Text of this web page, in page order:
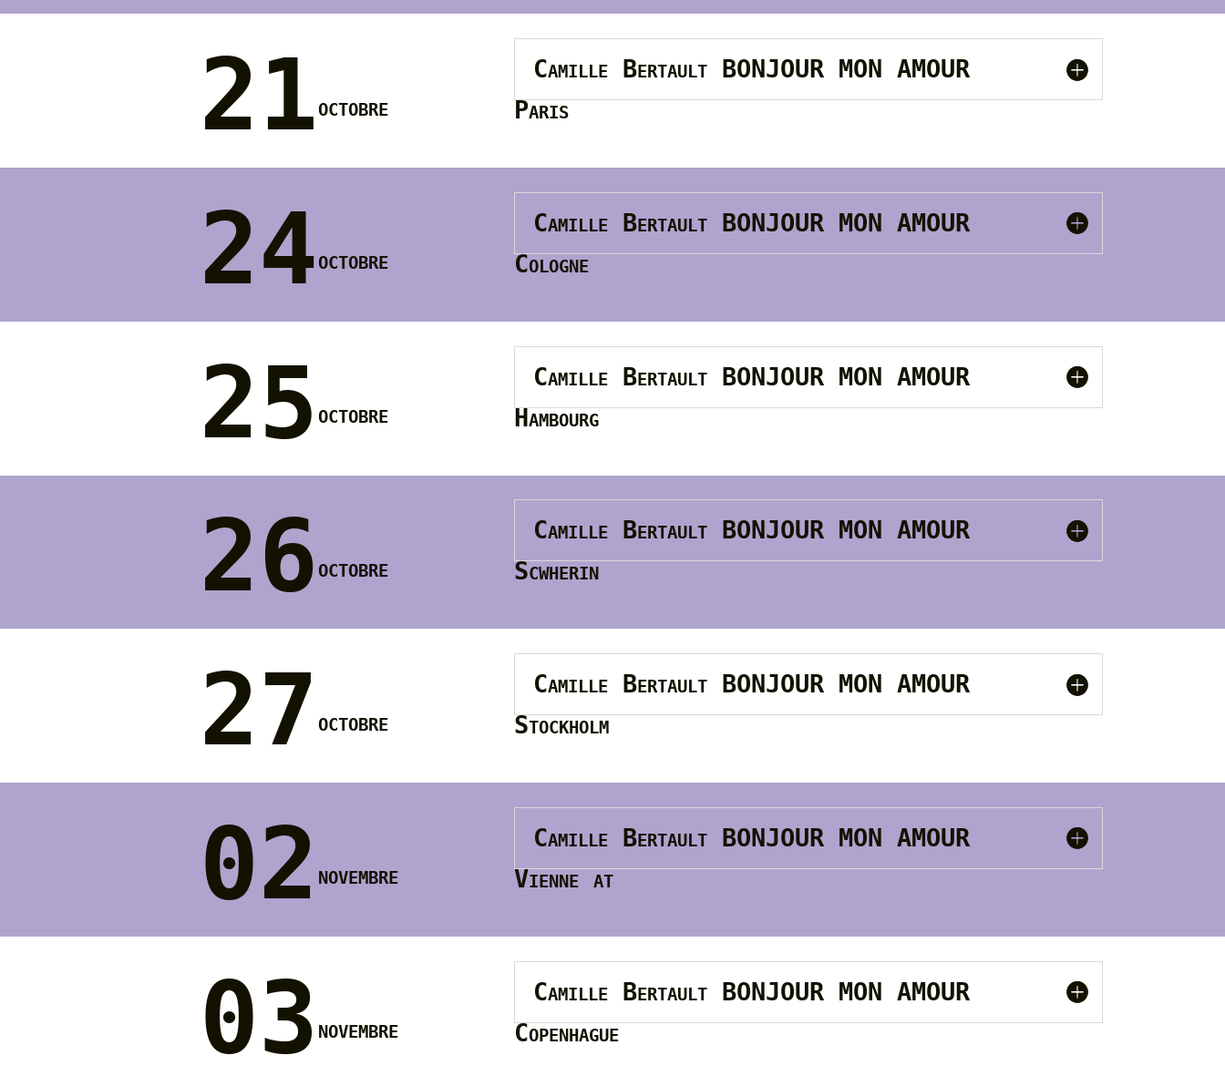
21octobre
Camille Bertault BONJOUR MON AMOUR
Paris
24octobre
Camille Bertault BONJOUR MON AMOUR
Cologne
25octobre
Camille Bertault BONJOUR MON AMOUR
Hambourg
26octobre
Camille Bertault BONJOUR MON AMOUR
Scwherin
27octobre
Camille Bertault BONJOUR MON AMOUR
Stockholm
02 novembre
Camille Bertault BONJOUR MON AMOUR
Vienne at
03 novembre
Camille Bertault BONJOUR MON AMOUR
Copenhague